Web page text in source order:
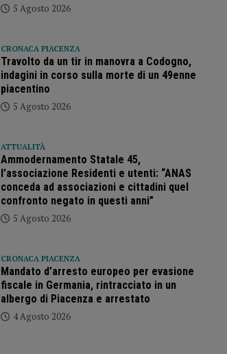
5 Agosto 2026
CRONACA PIACENZA
Travolto da un tir in manovra a Codogno,
indagini in corso sulla morte di un 49enne
piacentino
5 Agosto 2026
ATTUALITÀ
Ammodernamento Statale 45,
l’associazione Residenti e utenti: “ANAS
conceda ad associazioni e cittadini quel
confronto negato in questi anni”
5 Agosto 2026
CRONACA PIACENZA
Mandato d’arresto europeo per evasione
fiscale in Germania, rintracciato in un
albergo di Piacenza e arrestato
4 Agosto 2026